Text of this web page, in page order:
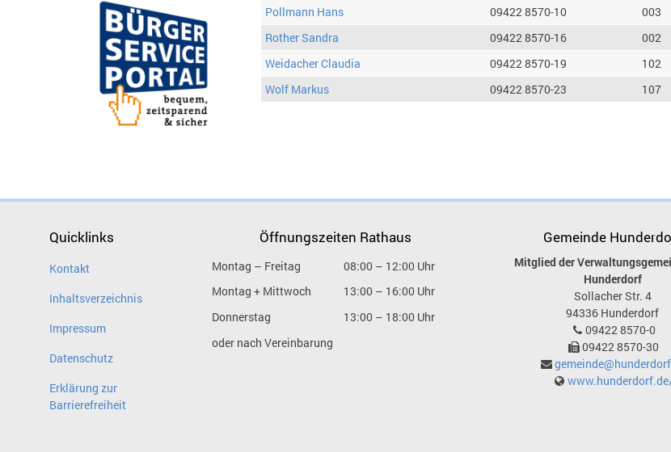
Pollmann Hans
09422 8570-10 003
Rother Sandra
09422 8570-16 002
Weidacher Claudia
09422 8570-19 102
Wolf Markus
09422 8570-23 107
Quicklinks
Kontakt
Inhaltsverzeichnis
Impressum
Datenschutz
Erklärung zur
Barrierefreiheit
Öffnungszeiten Rathaus
Montag – Freitag
08:00 – 12:00 Uhr
Montag + Mittwoch
13:00 – 16:00 Uhr
Donnerstag
13:00 – 18:00 Uhr
oder nach Vereinbarung
Gemeinde
Mitglied der
Hunderdorf
Sollacher Str. 4
94336 Hunderdorf
09422 8570-0
09422 8570-30